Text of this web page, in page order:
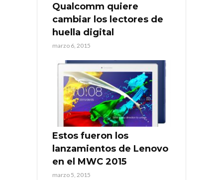
Qualcomm quiere
cambiar los lectores de
huella digital
marzo 6, 2015
Estos fueron los
lanzamientos de Lenovo
en el MWC 2015
marzo 5, 2015